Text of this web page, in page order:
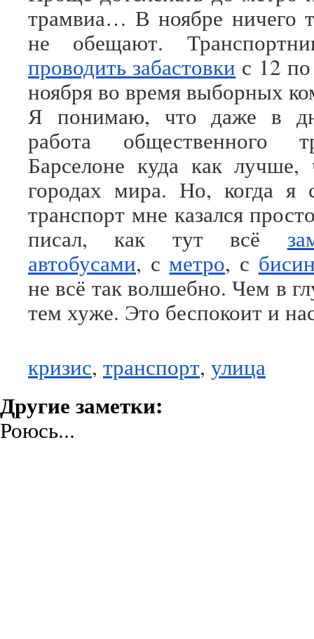
трамвиа… В ноябре ничего
не обещают.
проводить забастовки с 12
ноября во время выборных
Я понимаю, что даже в
работа общественного
Барселоне куда как
городах мира. Но, когда я
транспорт мне казался
писал, как тут всё
автобусами, сметро, с
не всё так волшебно. Чем в
тем хуже. Это беспокоит и
кризис, транспорт, улица
Другие заметки:
Роюсь...